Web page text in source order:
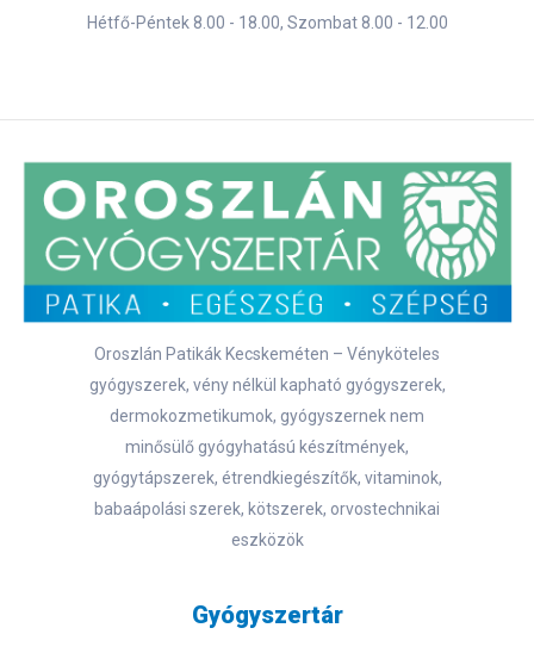
Hétfő-Péntek 8.00 - 18.00, Szombat 8.00 - 12.00
Oroszlán Patikák Kecskeméten – Vényköteles
gyógyszerek, vény nélkül kapható gyógyszerek,
dermokozmetikumok, gyógyszernek nem
minősülő gyógyhatású készítmények,
gyógytápszerek, étrendkiegészítők, vitaminok,
babaápolási szerek, kötszerek, orvostechnikai
eszközök
Gyógyszertár